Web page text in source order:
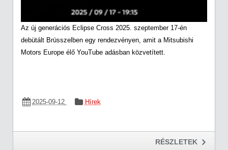
Az új generációs Eclipse Cross 2025. szeptember 17-én
debütált Brüsszelben egy rendezvényen, amit a Mitsubishi
Motors Europe élő YouTube adásban közvetített.
2025-09-12 Hírek
RÉSZLETEK